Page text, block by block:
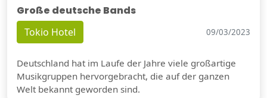
Große deutsche Bands
Tokio Hotel 09/03/2023
Deutschland hat im Laufe der Jahre viele großartige
Musikgruppen hervorgebracht, die auf der ganzen
Welt bekannt geworden sind.